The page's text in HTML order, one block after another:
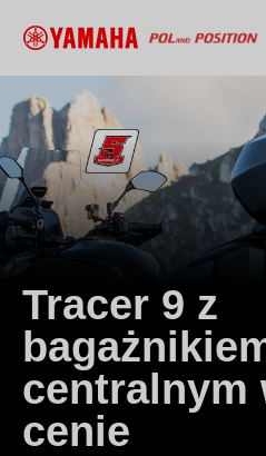
Tracer 9 z
centralnym
cenie